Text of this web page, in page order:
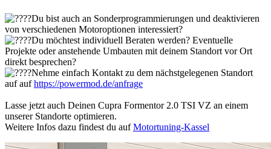
Du bist auch an Sonderprogrammierungen und deaktivieren
von verschiedenen Motoroptionen interessiert?
Du möchtest individuell Beraten werden? Eventuelle
Projekte oder anstehende Umbauten mit deinem Standort vor Ort
direkt besprechen?
Nehme einfach Kontakt zu dem nächstgelegenen Standort
auf aufhttps://powermod.de/anfrage
Lasse jetzt auch Deinen Cupra Formentor 2.0 TSI VZ an einem
unserer Standorte optimieren.
Weitere Infos dazu findest du aufMotortuning-Kassel